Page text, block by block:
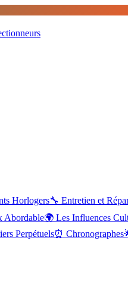
Horlogers🔧 Entretien et
Abordable🌍 Les Influences
Perpétuels⏰ Chronographes